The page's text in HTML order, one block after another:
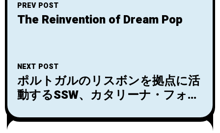
PREV POST
The Reinvention of Dream Pop
NEXT POST
ポルトガルのリスボンを拠点に活
動するSSW、カタリーナ・フォル
ォークプロジェクトMondayがミ